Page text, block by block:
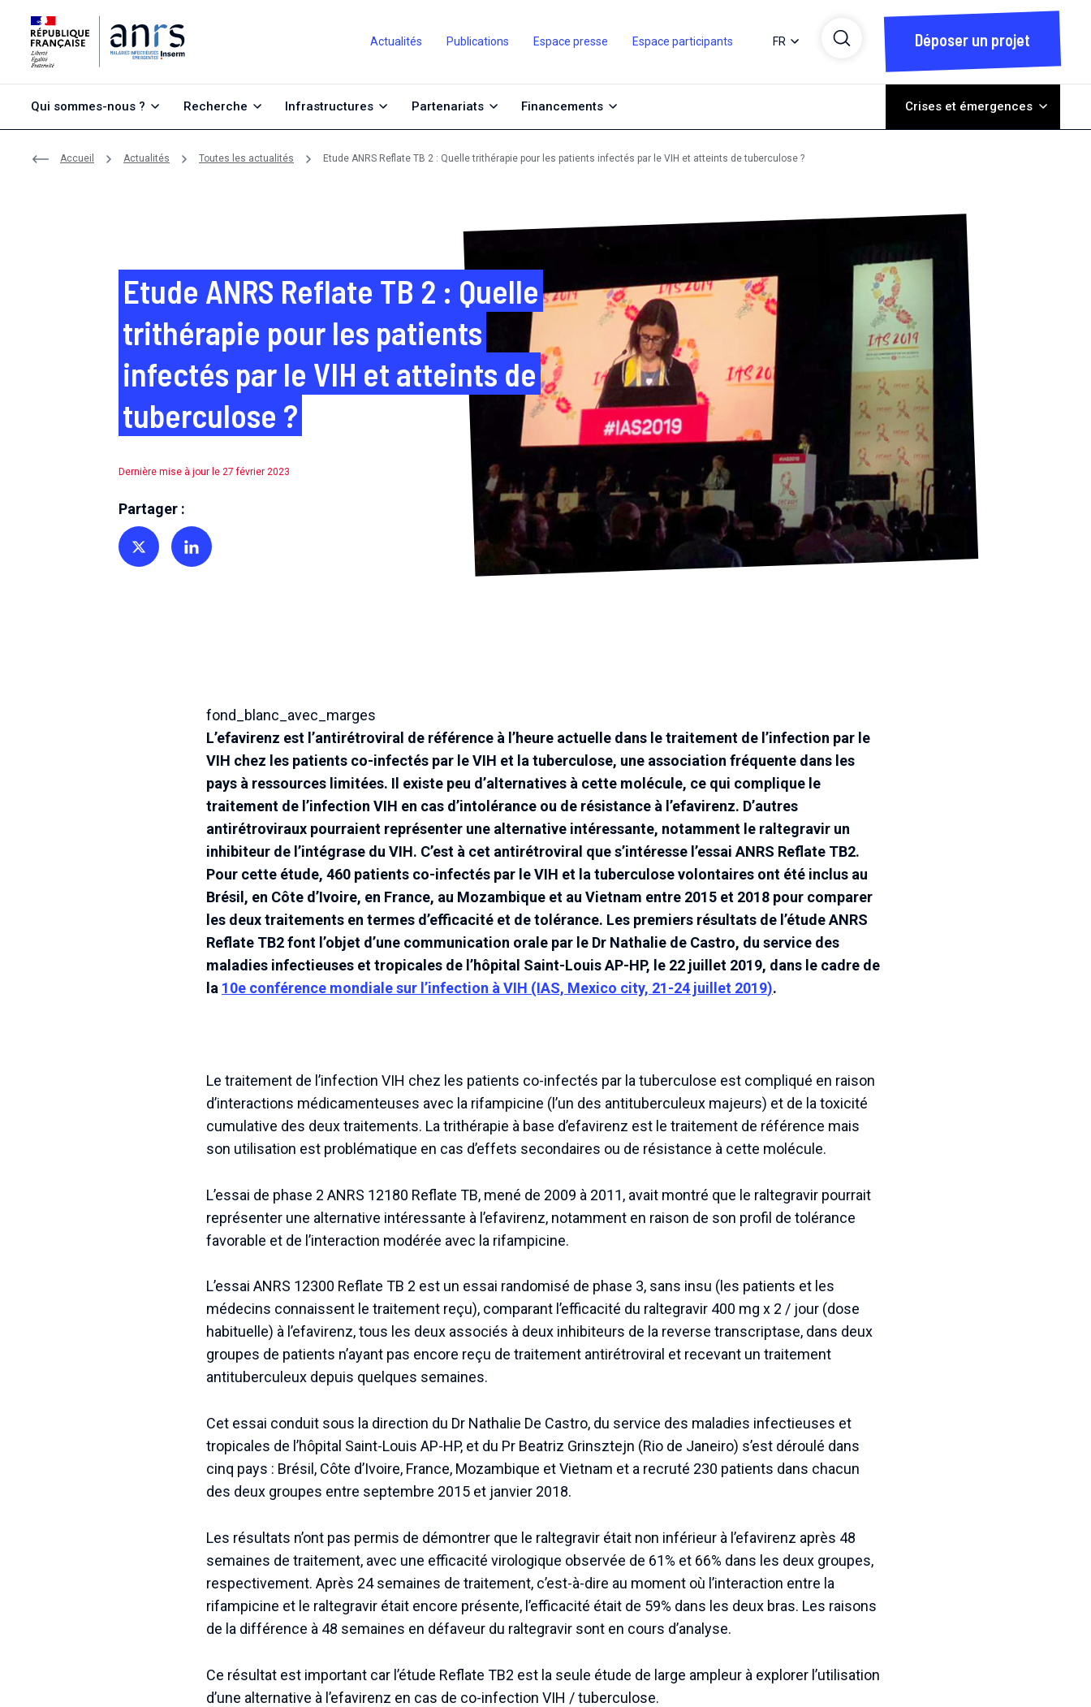
Actualités Publications Espace presse Espace participants FR Déposer un projet
Qui sommes-nous ? Recherche Infrastructures Partenariats Financements Crises et émergences
Accueil Actualités Toutes les actualités Etude ANRS Reflate TB 2 : Quelle trithérapie pour les patients infectés par le VIH et atteints de tuberculose ?
Etude ANRS Reflate TB 2 : Quelle
trithérapie pour les patients
infectés par le VIH et atteints de
tuberculose ?
Dernière mise à jour le 27 février 2023
Partager :
Partager sur TwitterPartager sur Linkedin
fond_blanc_avec_marges
L’efavirenz est l’antirétroviral de référence à l’heure actuelle dans le traitement de l’infection par le
VIH chez les patients co-infectés par le VIH et la tuberculose, une association fréquente dans les
pays à ressources limitées. Il existe peu d’alternatives à cette molécule, ce qui complique le
traitement de l’infection VIH en cas d’intolérance ou de résistance à l’efavirenz. D’autres
antirétroviraux pourraient représenter une alternative intéressante, notamment le raltegravir un
inhibiteur de l’intégrase du VIH. C’est à cet antirétroviral que s’intéresse l’essai ANRS Reflate TB2.
Pour cette étude, 460 patients co-infectés par le VIH et la tuberculose volontaires ont été inclus au
Brésil, en Côte d’Ivoire, en France, au Mozambique et au Vietnam entre 2015 et 2018 pour comparer
les deux traitements en termes d’efficacité et de tolérance. Les premiers résultats de l’étude ANRS
Reflate TB2 font l’objet d’une communication orale par le Dr Nathalie de Castro, du service des
maladies infectieuses et tropicales de l’hôpital Saint-Louis AP-HP, le 22 juillet 2019, dans le cadre de
la 10e conférence mondiale sur l’infection à VIH (IAS, Mexico city, 21-24 juillet 2019).
Le traitement de l’infection VIH chez les patients co-infectés par la tuberculose est compliqué en raison
d’interactions médicamenteuses avec la rifampicine (l’un des antituberculeux majeurs) et de la toxicité
cumulative des deux traitements. La trithérapie à base d’efavirenz est le traitement de référence mais
son utilisation est problématique en cas d’effets secondaires ou de résistance à cette molécule.
L’essai de phase 2 ANRS 12180 Reflate TB, mené de 2009 à 2011, avait montré que le raltegravir pourrait
représenter une alternative intéressante à l’efavirenz, notamment en raison de son profil de tolérance
favorable et de l’interaction modérée avec la rifampicine.
L’essai ANRS 12300 Reflate TB 2 est un essai randomisé de phase 3, sans insu (les patients et les
médecins connaissent le traitement reçu), comparant l’efficacité du raltegravir 400 mg x 2 / jour (dose
habituelle) à l’efavirenz, tous les deux associés à deux inhibiteurs de la reverse transcriptase, dans deux
groupes de patients n’ayant pas encore reçu de traitement antirétroviral et recevant un traitement
antituberculeux depuis quelques semaines.
Cet essai conduit sous la direction du Dr Nathalie De Castro, du service des maladies infectieuses et
tropicales de l’hôpital Saint-Louis AP-HP, et du Pr Beatriz Grinsztejn (Rio de Janeiro) s’est déroulé dans
cinq pays : Brésil, Côte d’Ivoire, France, Mozambique et Vietnam et a recruté 230 patients dans chacun
des deux groupes entre septembre 2015 et janvier 2018.
Les résultats n’ont pas permis de démontrer que le raltegravir était non inférieur à l’efavirenz après 48
semaines de traitement, avec une efficacité virologique observée de 61% et 66% dans les deux groupes,
respectivement. Après 24 semaines de traitement, c’est-à-dire au moment où l’interaction entre la
rifampicine et le raltegravir était encore présente, l’efficacité était de 59% dans les deux bras. Les raisons
de la différence à 48 semaines en défaveur du raltegravir sont en cours d’analyse.
Ce résultat est important car l’étude Reflate TB2 est la seule étude de large ampleur à explorer l’utilisation
d’une alternative à l’efavirenz en cas de co-infection VIH / tuberculose.